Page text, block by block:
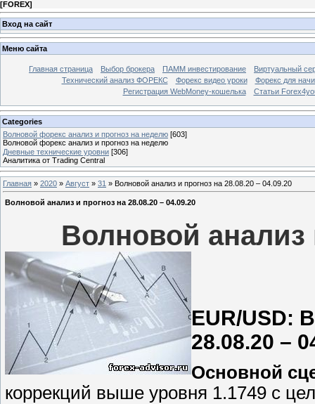
[FOREX]
Вход на сайт
Меню сайта
Главная страница Выбор брокера ПАММ инвестирование
Виртуальный
Технический анализ ФОРЕКС
Форекс видео уроки
Форекс для
Регистрация WebMoney-кошелька
Статьи
Categories
Волновой форекс анализ и прогноз на неделю [603]
Волновой форекс анализ и прогноз на неделю
Дневные технические уровни [306]
Аналитика от Trading Central
Главная » 2020 » Август » 31 » Волновой анализ и прогноз на 28.08.20 – 04.09.20
Волновой анализ и прогноз на 28.08.20 – 04.09.20
Волновой анализ
EUR/USD:
28.08.20 –
Основной
коррекций выше уровня 1.1749 с